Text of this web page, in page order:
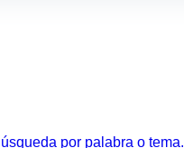
por palabra o tema.